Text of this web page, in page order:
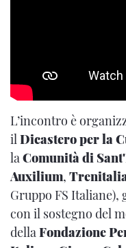
L’incontro è
il Dicastero per la
la Comunità di
Auxilium,
Gruppo FS Italiane),
con il sostegno del
della Fondazione